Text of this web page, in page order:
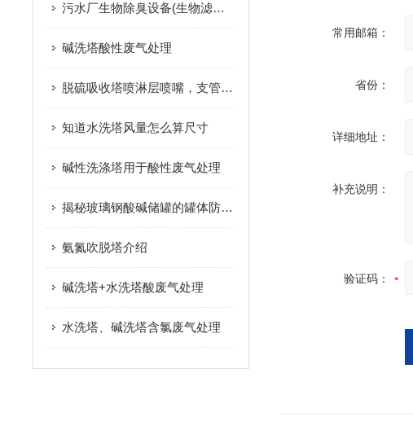
污水厂生物除臭设备(生物滤池)净化过程
碱洗塔酸性废气处理
脱硫吸收塔喷淋层喷嘴，支管维修换方案
知道水洗塔风量怎么算尺寸
碱性洗涤塔用于酸性废气处理
揭秘玻璃钢酸碱储罐的罐体防腐工程
氨氮吹脱塔介绍
碱洗塔+水洗塔酸废气处理
水洗塔、碱洗塔含氯废气处理
常用邮箱：
省份：
详细地址：
补充说明：
验证码：